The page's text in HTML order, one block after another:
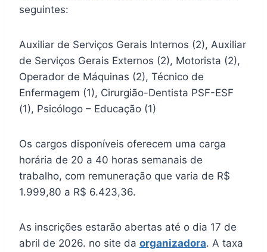
seguintes:
Auxiliar de Serviços Gerais Internos (2), Auxiliar
de Serviços Gerais Externos (2), Motorista (2),
Operador de Máquinas (2), Técnico de
Enfermagem (1), Cirurgião-Dentista PSF-ESF
(1), Psicólogo – Educação (1)
Os cargos disponíveis oferecem uma carga
horária de 20 a 40 horas semanais de
trabalho, com remuneração que varia de R$
1.999,80 a R$ 6.423,36.
As inscrições estarão abertas até o dia 17 de
abril de 2026. no site da organizadora. A taxa